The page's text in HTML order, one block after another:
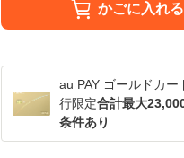
かごに入れる
au PAY ゴールドカー
行限定合計最大
条件あり